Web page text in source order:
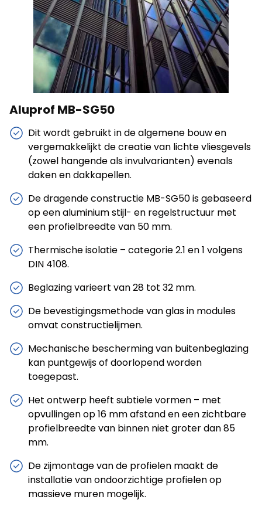
Statistieken
Statistische cookies helpen website-eigenaren te
begrijpen hoe verschillende gebruikers zich op de site
gedragen door anonieme informatie te verzamelen en
te rapporteren.
Alles weigeren
Mijn voorkeuren opslaan
Alles accepteren
Aluprof MB-SG50
Dit wordt gebruikt in de algemene bouw en
vergemakkelijkt de creatie van lichte vliesgevels
(zowel hangende als invulvarianten) evenals
daken en dakkapellen.
De dragende constructie MB-SG50 is gebaseerd
op een aluminium stijl- en regelstructuur met
een profielbreedte van 50 mm.
Thermische isolatie – categorie 2.1 en 1 volgens
DIN 4108.
Beglazing varieert van 28 tot 32 mm.
De bevestigingsmethode van glas in modules
omvat constructielijmen.
Mechanische bescherming van buitenbeglazing
kan puntgewijs of doorlopend worden
toegepast.
Het ontwerp heeft subtiele vormen – met
opvullingen op 16 mm afstand en een zichtbare
profielbreedte van binnen niet groter dan 85
mm.
De zijmontage van de profielen maakt de
installatie van ondoorzichtige profielen op
massieve muren mogelijk.